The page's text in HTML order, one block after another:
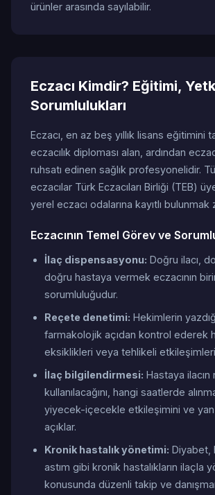
ürünler arasında sayılabilir.
Eczacı Kimdir? Eğitimi,
Sorumlulukları
Eczacı, en az beş yıllık lisans eğitimini
eczacılık diploması alan, ardından
ruhsatı edinen sağlık profesyonelidir.
eczacılar Türk Eczacıları Birliği (TEB)
yerel eczacı odalarına kayıtlı bulunmak
Eczacının Temel Görev ve
İlaç dispensasyonu: Doğru ilacı,
doğru hastaya vermek eczacının
sorumluluğudur.
Reçete denetimi: Hekimlerin
farmakolojik açıdan kontrol ederek
eksiklikleri veya tehlikeli
İlaç bilgilendirmesi: Hastaya ilacın
kullanılacağını, hangi saatlerde
yiyecek-içecekle etkileşimini ve
açıklar.
Kronik hastalık yönetimi: Diyabet,
astım gibi kronik hastalıkların ilaçla
konusunda düzenli takip ve